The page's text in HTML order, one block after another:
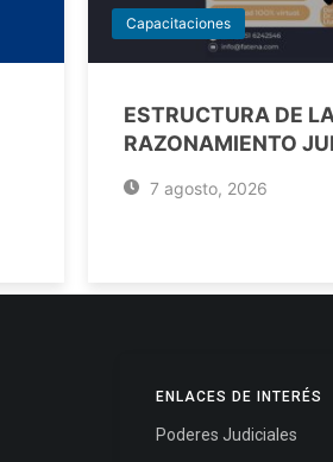
Capacitaciones
ESTRUCTURA DE
RAZONAMIENTO
7 agosto, 2026
ENLACES DE INTERÉS
Poderes Judiciales